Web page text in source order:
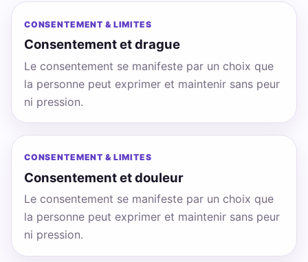
CONSENTEMENT & LIMITES
Consentement et drague
Le consentement se manifeste par un choix que
la personne peut exprimer et maintenir sans peur
ni pression.
CONSENTEMENT & LIMITES
Consentement et douleur
Le consentement se manifeste par un choix que
la personne peut exprimer et maintenir sans peur
ni pression.